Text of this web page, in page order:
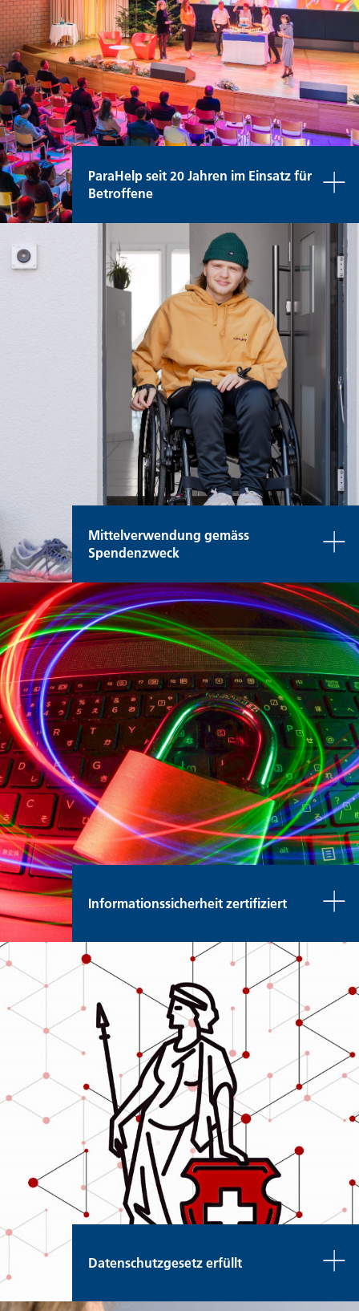
ParaHelp seit 20 Jahren im Einsatz für
Betroffene
Mittelverwendung gemäss
Spendenzweck
Informationssicherheit zertifiziert
Datenschutzgesetz erfüllt